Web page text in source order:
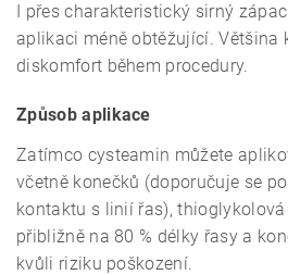
I přes charakteristický sirný
aplikaci méně obtěžující. Většina
diskomfort během procedury.
Způsob aplikace
Zatímco cysteamin můžete
včetně konečků (doporučuje se
kontaktu s linií řas),
přibližně na 80 % délky řasy a
kvůli riziku poškození.